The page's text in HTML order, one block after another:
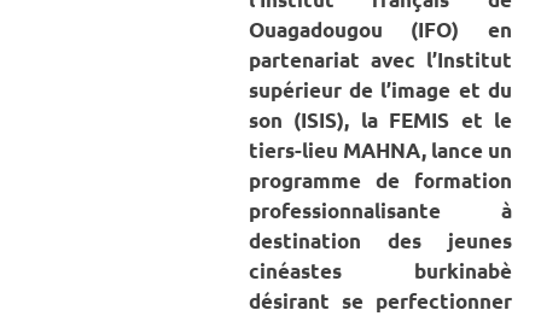
Ouagadougou (IFO) en
partenariat avec l’Institut
supérieur de l’image et du
son (ISIS), la FEMIS et le
tiers-lieu MAHNA, lance un
programme de formation
professionnalisante à
destination des jeunes
cinéastes burkinabè
désirant se perfectionner